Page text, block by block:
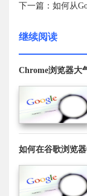
下一篇：如何从
继续阅读
Chrome浏览器大
如何在谷歌浏览